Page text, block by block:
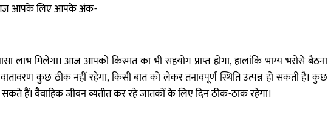
आज आपके लिए आपके अंक-
लाभ मिलेगा। आज आपको किस्मत का भी सहयोग प्राप्त होगा, हालांकि भाग्य भरोसे बैठना
कुछ ठीक नहीं रहेगा, किसी बात को लेकर तनावपूर्ण स्थिति उत्पन्न हो सकती है। कुछ
हैं। वैवाहिक जीवन व्यतीत कर रहे जातकों के लिए दिन ठीक-ठाक रहेगा।